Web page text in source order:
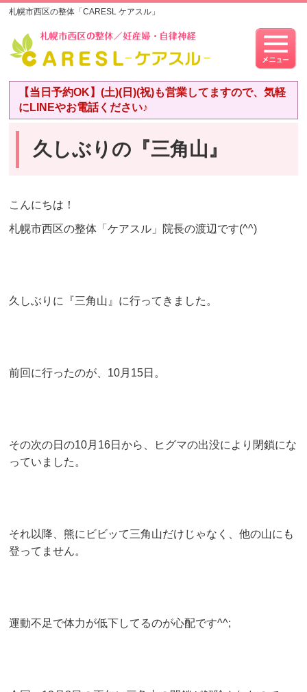
札幌市西区の整体「CARESL ケアスル」
【当日予約OK】(土)(日)(祝)も営業してますので、気軽
にLINEやお電話ください♪
久しぶりの『三角山』
こんにちは！
札幌市西区の整体「ケアスル」院長の渡辺です(^^)
久しぶりに『三角山』に行ってきました。
前回に行ったのが、10月15日。
その次の日の10月16日から、ヒグマの出没により閉鎖にな
っていました。
それ以降、熊にビビッて三角山だけじゃなく、他の山にも
登ってません。
運動不足で体力が低下してるのが心配です^^;